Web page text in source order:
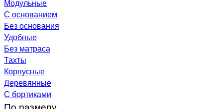
Модульные
С основанием
Без основания
Удобные
Без матраса
Тахты
Корпусные
Деревянные
С бортиками
По размеру